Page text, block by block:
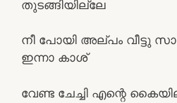
തുടങ്ങിയില്ലേ
നീ പോയി അല്പം വീട്ടു
ഇന്നാ കാശ്
വേണ്ട ചേച്ചി എന്റെ